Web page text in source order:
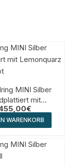
MINI Silber
mit
und Peridot
€
WARENKORB